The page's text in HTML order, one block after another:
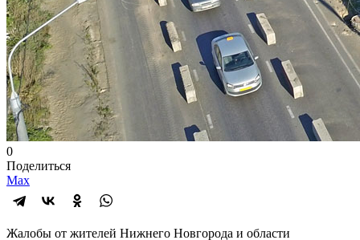
0
Поделиться
Max
Жалобы от жителей Нижнего Новгорода и области